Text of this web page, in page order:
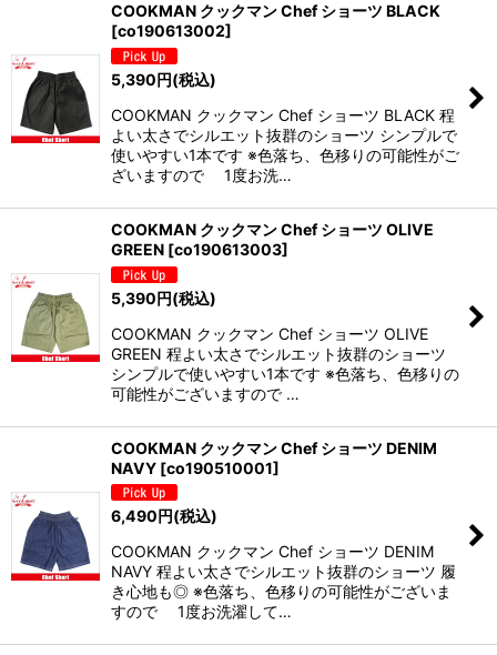
COOKMAN クックマン Chef ショーツ BLACK
[co190613002]
5,390円(税込)
COOKMAN クックマン Chef ショーツ BLACK 程
よい太さでシルエット抜群のショーツ シンプルで
使いやすい1本です ※色落ち、色移りの可能性がご
ざいますので 1度お洗…
COOKMAN クックマン Chef ショーツ OLIVE
GREEN [co190613003]
5,390円(税込)
COOKMAN クックマン Chef ショーツ OLIVE
GREEN 程よい太さでシルエット抜群のショーツ
シンプルで使いやすい1本です ※色落ち、色移りの
可能性がございますので …
COOKMAN クックマン Chef ショーツ DENIM
NAVY [co190510001]
6,490円(税込)
COOKMAN クックマン Chef ショーツ DENIM
NAVY 程よい太さでシルエット抜群のショーツ 履
き心地も◎ ※色落ち、色移りの可能性がございま
すので 1度お洗濯して…